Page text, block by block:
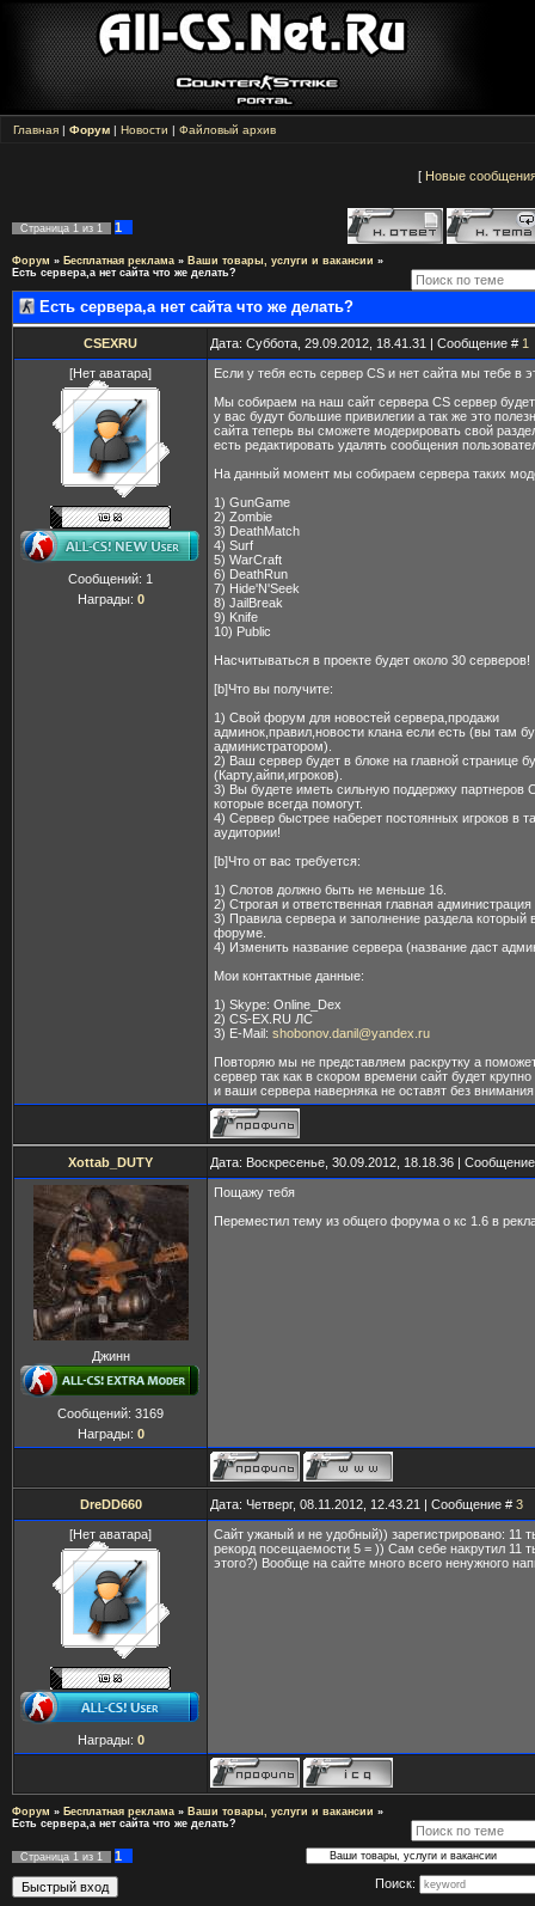
Главная | Форум | Новости | Файловый архив
[ Новые
Страница 1 из 1 1
Форум » Бесплатная реклама » Ваши товары, услуги и вакансии »
Есть сервера,а нет сайта что же делать?
Есть сервера,а нет сайта что же делать?
CSEXRU Дата: Суббота, 29.09.2012, 18.41.31 | Сообщение # 1
[Нет аватара]
Сообщений: 1
Награды: 0
Если у тебя есть сервер CS и нет сайта мы тебе в
Мы собираем на наш сайт сервера CS сервер
у вас будут большие привилегии а так же это
сайта теперь вы сможете модерировать свой
есть редактировать удалять сообщения
На данный момент мы собираем сервера таких
1) GunGame
2) Zombie
3) DeathMatch
4) Surf
5) WarCraft
6) DeathRun
7) Hide'N'Seek
8) JailBreak
9) Knife
10) Public
Насчитываться в проекте будет около 30 серверов!
[b]Что вы получите:
1) Свой форум для новостей сервера,продажи
админок,правил,новости клана если есть (вы там
администратором).
2) Ваш сервер будет в блоке на главной странице
(Карту,айпи,игроков).
3) Вы будете иметь сильную поддержку партнеров
которые всегда помогут.
4) Сервер быстрее наберет постоянных игроков в
аудитории!
[b]Что от вас требуется:
1) Слотов должно быть не меньше 16.
2) Строгая и ответственная главная
3) Правила сервера и заполнение раздела который
форуме.
4) Изменить название сервера (название даст
Мои контактные данные:
1) Skype: Online_Dex
2) CS-EX.RU ЛС
3) E-Mail: shobonov.danil@yandex.ru
Повторяю мы не представляем раскрутку а
сервер так как в скором времени сайт будет
и ваши сервера наверняка не оставят без
Xottab_DUTY Дата: Воскресенье, 30.09.2012, 18.18.36 |
Джинн
Сообщений: 3169
Награды: 0
Пощажу тебя
Переместил тему из общего форума о кс 1.6 в
DreDD660 Дата: Четверг, 08.11.2012, 12.43.21 | Сообщение # 3
[Нет аватара]
Награды: 0
Сайт ужаный и не удобный)) зарегистрировано: 11
рекорд посещаемости 5 = )) Сам себе накрутил 11
этого?) Вообще на сайте много всего ненужного
Форум » Бесплатная реклама » Ваши товары, услуги и вакансии »
Есть сервера,а нет сайта что же делать?
Страница 1 из 1
1
Поиск: